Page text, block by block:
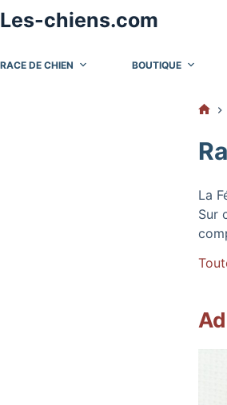
Passer
au
Les-chiens.com
RACE DE CHIEN BOUTIQUE
La
Sur